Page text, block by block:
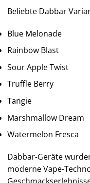
Beliebte Dabbar
Blue Melonade
Rainbow Blast
Sour Apple Twist
Truffle Berry
Tangie
Marshmallow Dream
Watermelon Fresca
Dabbar-Geräte
moderne Vape-